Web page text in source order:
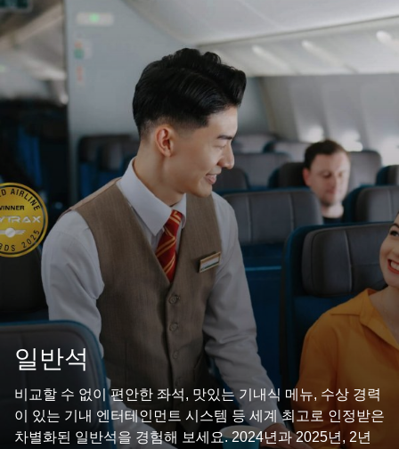
일반석
비교할 수 없이 편안한 좌석, 맛있는 기내식 메뉴, 수상 경력
이 있는 기내 엔터테인먼트 시스템 등 세계 최고로 인정받은
차별화된 일반석을 경험해 보세요. 2024년과 2025년, 2년